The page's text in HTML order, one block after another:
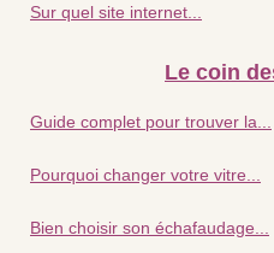
Sur quel site internet...
Le coin
Guide complet pour trouver la...
Pourquoi changer votre vitre...
Bien choisir son échafaudage...